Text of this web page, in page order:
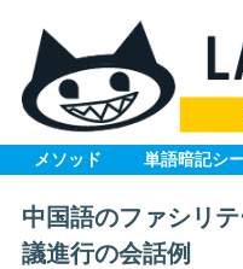
メソッド 単語暗記シ
中国語のファシリ
議進行の会話例